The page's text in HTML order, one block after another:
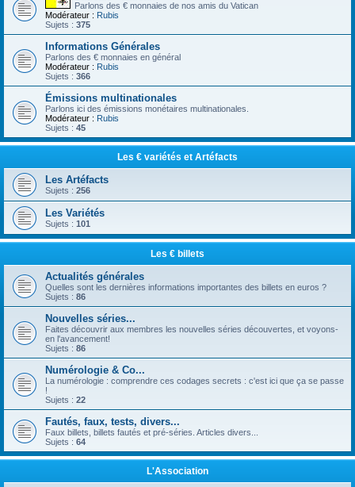
Parlons des € monnaies de nos amis du Vatican
Modérateur : Rubis
Sujets : 375
Informations Générales
Parlons des € monnaies en général
Modérateur : Rubis
Sujets : 366
Émissions multinationales
Parlons ici des émissions monétaires multinationales.
Modérateur : Rubis
Sujets : 45
Les € variétés et Artéfacts
Les Artéfacts
Sujets : 256
Les Variétés
Sujets : 101
Les € billets
Actualités générales
Quelles sont les dernières informations importantes des billets en euros ?
Sujets : 86
Nouvelles séries...
Faites découvrir aux membres les nouvelles séries découvertes, et voyons-
en l'avancement!
Sujets : 86
Numérologie & Co...
La numérologie : comprendre ces codages secrets : c'est ici que ça se passe
!
Sujets : 22
Fautés, faux, tests, divers...
Faux billets, billets fautés et pré-séries. Articles divers...
Sujets : 64
L'Association